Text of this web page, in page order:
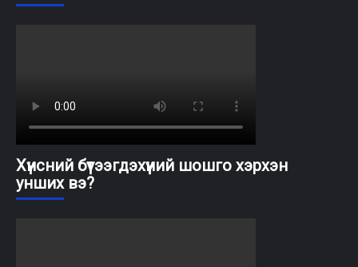
Хүнсний бүтээгдэхүүний шошго хэрхэн
унших вэ?